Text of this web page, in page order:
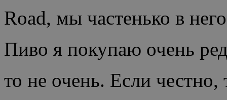
Road, мы частенько в
Пиво я покупаю очень
то не очень. Если честно,